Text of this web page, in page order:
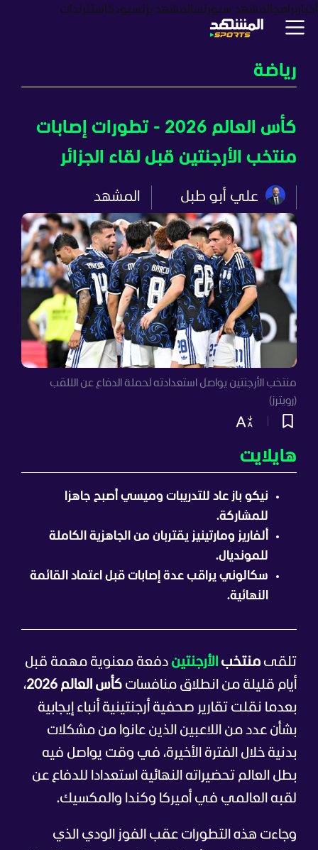
أخبار برامجالمشهد سبورتسالمشهد بزنسبودكاستترندات
رياضة
كأس العالم 2026 - تطورات إصابات
منتخب الأرجنتين قبل لقاء الجزائر
علي أبو طبل المشهد
منتخب الأرجنتين يواصل استعدادته لحملة الدفاع عن الللقب
(رويترز)
هايلايت
نيكو باز عاد للتدريبات وميسي أصبح جاهزا
للمشاركة.
ألفاريز ومارتينيز يقتربان من الجاهزية الكاملة
للمونديال.
سكالوني يراقب عدة إصابات قبل اعتماد القائمة
النهائية.
تلقى منتخب الأرجنتين دفعة معنوية مهمة قبل
أيام قليلة من انطلاق منافسات كأس العالم 2026
،
بعدما نقلت تقارير صحفية أرجنتينية أنباء إيجابية
بشأن عدد من اللاعبين الذين عانوا من مشكلات
بدنية خلال الفترة الأخيرة، في وقت يواصل فيه
بطل العالم تحضيراته النهائية استعدادا للدفاع عن
لقبه العالمي في أميركا وكندا والمكسيك.
وجاءت هذه التطورات عقب الفوز الودي الذي